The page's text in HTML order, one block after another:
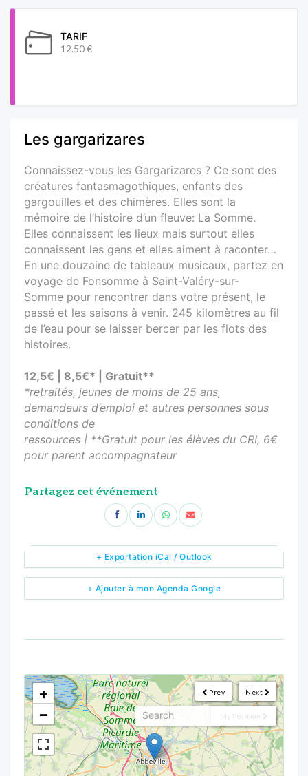
TARIF
12.50 €
Les gargarizares
Connaissez-vous les Gargarizares ? Ce sont des
créatures fantasmagothiques, enfants des
gargouilles et des chimères. Elles sont la
mémoire de l’histoire d’un fleuve: La Somme.
Elles connaissent les lieux mais surtout elles
connaissent les gens et elles aiment à raconter…
En une douzaine de tableaux musicaux, partez en
voyage de Fonsomme à Saint-Valéry-sur-
Somme pour rencontrer dans votre présent, le
passé et les saisons à venir. 245 kilomètres au fil
de l’eau pour se laisser bercer par les flots des
histoires.
12,5€ | 8,5€* | Gratuit**
*retraités, jeunes de moins de 25 ans,
demandeurs d’emploi et autres personnes sous
conditions de
ressources | **Gratuit pour les élèves du CRI, 6€
pour parent accompagnateur
Partagez cet événement
+ Ajouter à mon Agenda Google
+ Exportation iCal / Outlook
Next
Prev
My Position
<!---->
+
−